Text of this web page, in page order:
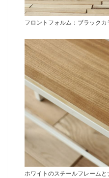
フロントフォルム：ブラックカ
ホワイトのスチールフレーム